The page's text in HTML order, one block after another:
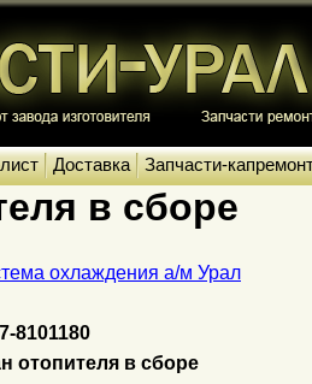
Доставка Запчасти-
в сборе
охлаждения а/м Урал
8101180
отопителя в сборе